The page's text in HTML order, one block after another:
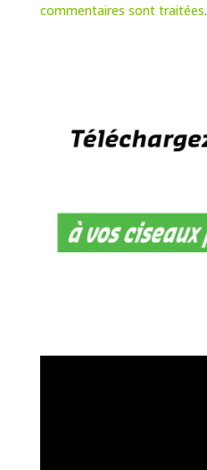
commentaires sont traitées.